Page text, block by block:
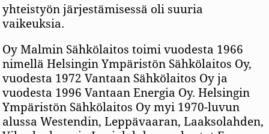
yhteistyön järjestämisessä oli suuria
vaikeuksia.
Oy Malmin Sähkölaitos toimi vuodesta 1966
nimellä Helsingin Ympäristön Sähkölaitos Oy,
vuodesta 1972 Vantaan Sähkölaitos Oy ja
vuodesta 1996 Vantaan Energia Oy. Helsingin
Ympäristön Sähkölaitos Oy myi 1970-luvun
alussa Westendin, Leppävaaran, Laaksolahden,